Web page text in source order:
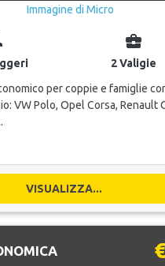
business_center
2 Valigie
per coppie e famiglie
VW Polo, Opel Corsa, Renault
VISUALIZZA...